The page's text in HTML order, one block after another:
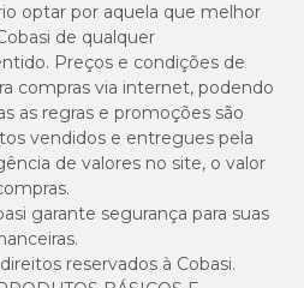
optar por aquela que melhor
de qualquer
Preços e condições de
compras via internet, podendo
as regras e promoções são
vendidos e entregues pela
de valores no site, o valor
garante segurança para suas
reservados à Cobasi.